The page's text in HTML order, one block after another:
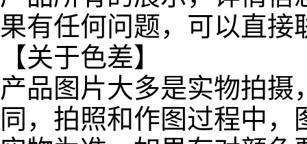
果有任何问题，可以直接
【关于色差】
产品图片大多是实物拍
同，拍照和作图过程中